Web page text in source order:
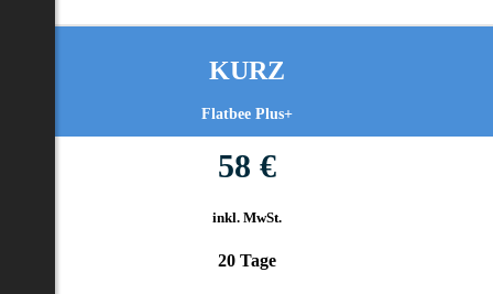
KURZ
Flatbee Plus+
58 €
inkl. MwSt.
20 Tage